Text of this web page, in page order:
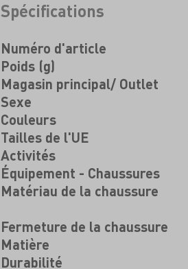
Spécifications
Numéro d'article
Poids (g)
Magasin principal/ Outlet
Sexe
Couleurs
Tailles de l'UE
Activités
Équipement - Chaussures
Matériau de la chaussure
Fermeture de la chaussure
Matière
Durabilité